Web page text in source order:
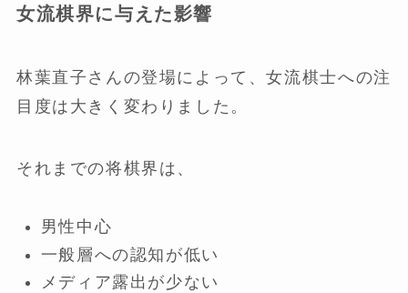
女流棋界に与えた影響
林葉直子さんの登場によって、女流棋士への注
目度は大きく変わりました。
それまでの将棋界は、
男性中心
一般層への認知が低い
メディア露出が少ない